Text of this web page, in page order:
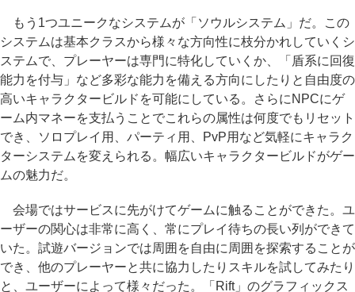
もう1つユニークなシステムが「ソウルシステム」だ。この
システムは基本クラスから様々な方向性に枝分かれしていくシ
ステムで、プレーヤーは専門に特化していくか、「盾系に回復
能力を付与」など多彩な能力を備える方向にしたりと自由度の
高いキャラクタービルドを可能にしている。さらにNPCにゲ
ーム内マネーを支払うことでこれらの属性は何度でもリセット
でき、ソロプレイ用、パーティ用、PvP用など気軽にキャラク
ターシステムを変えられる。幅広いキャラクタービルドがゲー
ムの魅力だ。
会場ではサービスに先がけてゲームに触ることができた。ユ
ーザーの関心は非常に高く、常にプレイ待ちの長い列ができて
いた。試遊バージョンでは周囲を自由に周囲を探索することが
でき、他のプレーヤーと共に協力したりスキルを試してみたり
と、ユーザーによって様々だった。「Rift」のグラフィックス